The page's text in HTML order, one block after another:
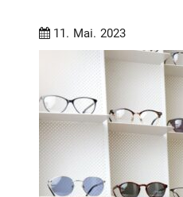
11. Mai. 2023